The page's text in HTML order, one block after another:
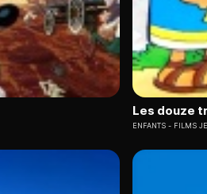
Les douze
ENFANTS FILMS